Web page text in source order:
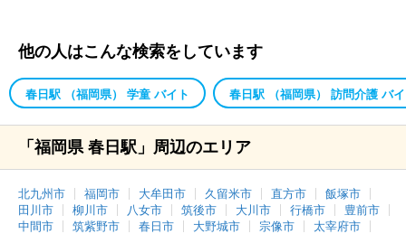
他の人はこんな検索をしています
春日駅 （福岡県） 学童 バイト 春日駅 （福岡県） 訪問介護 バ
「福岡県 春日駅」周辺のエリア
北九州市 福岡市 大牟田市 久留米市 直方市
飯塚市
田川市
柳川市 八女市 筑後市 大川市 行橋市
豊前市
中間市
筑紫野市 春日市 大野城市 宗像市
太宰府市